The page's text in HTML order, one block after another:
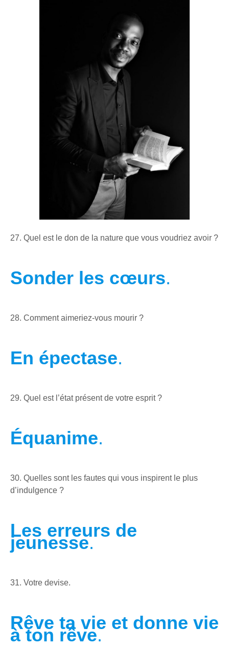
27. Quel est le don de la nature que vous voudriez avoir ?
Sonder les cœurs.
28. Comment aimeriez-vous mourir ?
En épectase.
29. Quel est l’état présent de votre esprit ?
Équanime.
30. Quelles sont les fautes qui vous inspirent le plus
d’indulgence ?
Les erreurs de
jeunesse.
31. Votre devise.
Rêve ta vie et donne vie
à ton rêve.